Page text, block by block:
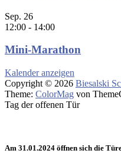
Sep. 26
12:00 - 14:00
Mini-Marathon
Kalender anzeigen
Copyright © 2026 Biesalski
Theme: ColorMag von
Tag der offenen Tür
Am 31.01.2024 öffnen sich die